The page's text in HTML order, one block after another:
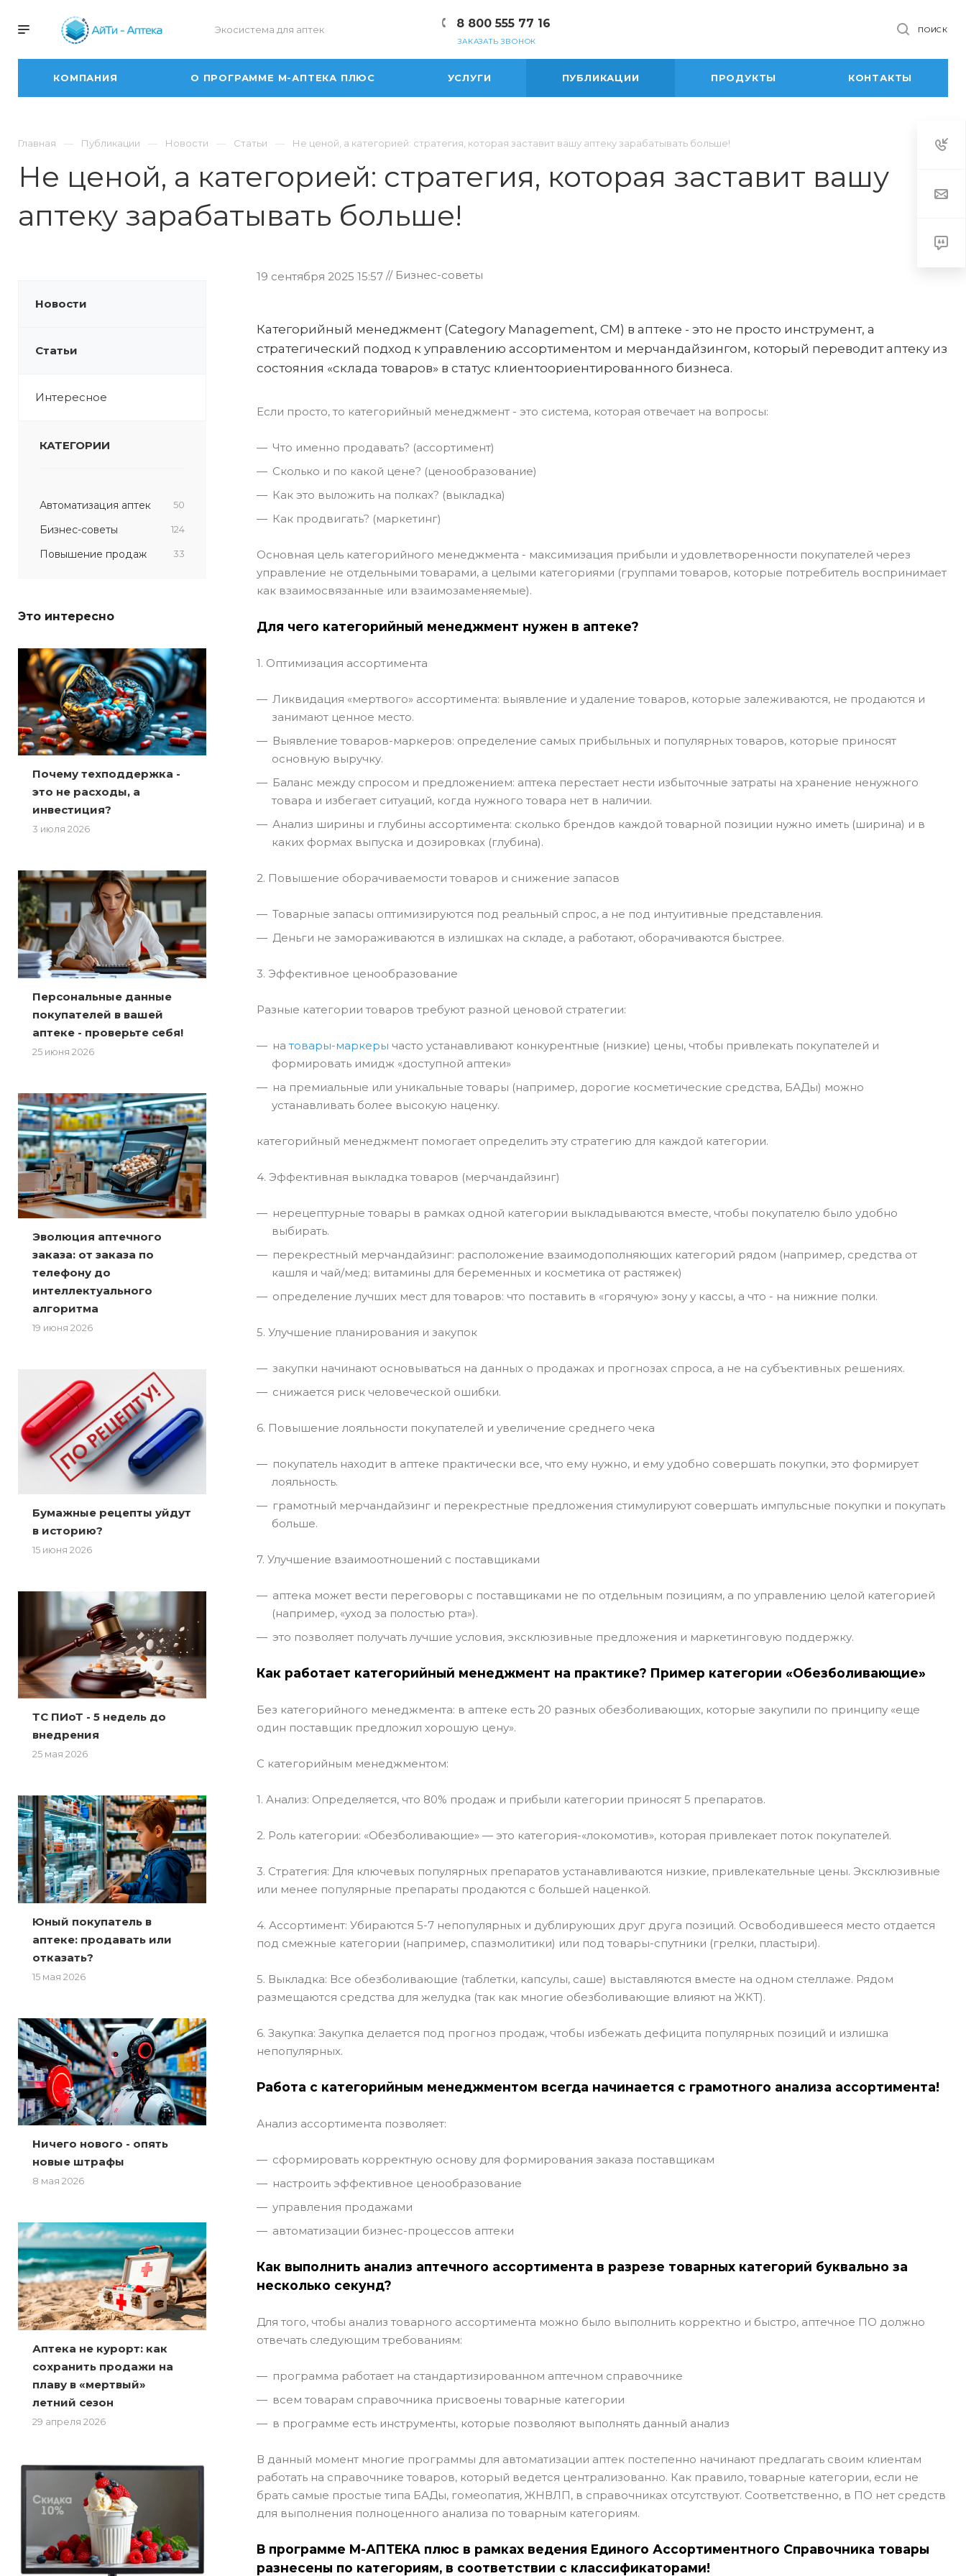
Экосистема для аптек 8 800 555 77 16
ЗАКАЗАТЬ ЗВОНОК
ПОИСК
КОМПАНИЯ О ПРОГРАММЕ М-АПТЕКА ПЛЮС УСЛУГИ ПУБЛИКАЦИИ ПРОДУКТЫ КОНТАКТЫ
Главная Публикации Новости Статьи Не ценой, а категорией: стратегия, которая заставит вашу аптеку зарабатывать больше!
Не ценой, а категорией: стратегия, которая заставит вашу
аптеку зарабатывать больше!
Новости
Статьи
Интересное
КАТЕГОРИИ
Автоматизация аптек 50
Бизнес-советы 124
Повышение продаж 33
Это интересно
Почему техподдержка -
это не расходы, а
инвестиция?
3 июля 2026
Персональные данные
покупателей в вашей
аптеке - проверьте себя!
25 июня 2026
Эволюция аптечного
заказа: от заказа по
телефону до
интеллектуального
алгоритма
19 июня 2026
Бумажные рецепты уйдут
в историю?
15 июня 2026
ТС ПИоТ - 5 недель до
внедрения
25 мая 2026
Юный покупатель в
аптеке: продавать или
отказать?
15 мая 2026
Ничего нового - опять
новые штрафы
8 мая 2026
Аптека не курорт: как
сохранить продажи на
плаву в «мертвый»
летний сезон
29 апреля 2026
19 сентября 2025 15:57 // Бизнес-советы
Категорийный менеджмент (Category Management, CM) в аптеке - это не просто инструмент, а
стратегический подход к управлению ассортиментом и мерчандайзингом, который переводит аптеку из
состояния «склада товаров» в статус клиентоориентированного бизнеса.
Если просто, то категорийный менеджмент - это система, которая отвечает на вопросы:
Что именно продавать? (ассортимент)
Сколько и по какой цене? (ценообразование)
Как это выложить на полках? (выкладка)
Как продвигать? (маркетинг)
Основная цель категорийного менеджмента - максимизация прибыли и удовлетворенности покупателей через
управление не отдельными товарами, а целыми категориями (группами товаров, которые потребитель воспринимает
как взаимосвязанные или взаимозаменяемые).
Для чего категорийный менеджмент нужен в аптеке?
1. Оптимизация ассортимента
Ликвидация «мертвого» ассортимента: выявление и удаление товаров, которые залеживаются, не продаются и
занимают ценное место.
Выявление товаров-маркеров: определение самых прибыльных и популярных товаров, которые приносят
основную выручку.
Баланс между спросом и предложением: аптека перестает нести избыточные затраты на хранение ненужного
товара и избегает ситуаций, когда нужного товара нет в наличии.
Анализ ширины и глубины ассортимента: сколько брендов каждой товарной позиции нужно иметь (ширина) и в
каких формах выпуска и дозировках (глубина).
2. Повышение оборачиваемости товаров и снижение запасов
Товарные запасы оптимизируются под реальный спрос, а не под интуитивные представления.
Деньги не замораживаются в излишках на складе, а работают, оборачиваются быстрее.
3. Эффективное ценообразование
Разные категории товаров требуют разной ценовой стратегии:
на товары-маркеры часто устанавливают конкурентные (низкие) цены, чтобы привлекать покупателей и
формировать имидж «доступной аптеки»
на премиальные или уникальные товары (например, дорогие косметические средства, БАДы) можно
устанавливать более высокую наценку.
категорийный менеджмент помогает определить эту стратегию для каждой категории.
4. Эффективная выкладка товаров (мерчандайзинг)
нерецептурные товары в рамках одной категории выкладываются вместе, чтобы покупателю было удобно
выбирать.
перекрестный мерчандайзинг: расположение взаимодополняющих категорий рядом (например, средства от
кашля и чай/мед; витамины для беременных и косметика от растяжек)
определение лучших мест для товаров: что поставить в «горячую» зону у кассы, а что - на нижние полки.
5. Улучшение планирования и закупок
закупки начинают основываться на данных о продажах и прогнозах спроса, а не на субъективных решениях.
снижается риск человеческой ошибки.
6. Повышение лояльности покупателей и увеличение среднего чека
покупатель находит в аптеке практически все, что ему нужно, и ему удобно совершать покупки, это формирует
лояльность.
грамотный мерчандайзинг и перекрестные предложения стимулируют совершать импульсные покупки и покупать
больше.
7. Улучшение взаимоотношений с поставщиками
аптека может вести переговоры с поставщиками не по отдельным позициям, а по управлению целой категорией
(например, «уход за полостью рта»).
это позволяет получать лучшие условия, эксклюзивные предложения и маркетинговую поддержку.
Как работает категорийный менеджмент на практике? Пример категории «Обезболивающие»
Без категорийного менеджмента: в аптеке есть 20 разных обезболивающих, которые закупили по принципу «еще
один поставщик предложил хорошую цену».
С категорийным менеджментом:
1. Анализ: Определяется, что 80% продаж и прибыли категории приносят 5 препаратов.
2. Роль категории: «Обезболивающие» — это категория-«локомотив», которая привлекает поток покупателей.
3. Стратегия: Для ключевых популярных препаратов устанавливаются низкие, привлекательные цены. Эксклюзивные
или менее популярные препараты продаются с большей наценкой.
4. Ассортимент: Убираются 5-7 непопулярных и дублирующих друг друга позиций. Освободившееся место отдается
под смежные категории (например, спазмолитики) или под товары-спутники (грелки, пластыри).
5. Выкладка: Все обезболивающие (таблетки, капсулы, саше) выставляются вместе на одном стеллаже. Рядом
размещаются средства для желудка (так как многие обезболивающие влияют на ЖКТ).
6. Закупка: Закупка делается под прогноз продаж, чтобы избежать дефицита популярных позиций и излишка
непопулярных.
Работа с категорийным менеджментом всегда начинается с грамотного анализа ассортимента!
Анализ ассортимента позволяет:
сформировать корректную основу для формирования заказа поставщикам
настроить эффективное ценообразование
управления продажами
автоматизации бизнес-процессов аптеки
Как выполнить анализ аптечного ассортимента в разрезе товарных категорий буквально за
несколько секунд?
Для того, чтобы анализ товарного ассортимента можно было выполнить корректно и быстро, аптечное ПО должно
отвечать следующим требованиям:
программа работает на стандартизированном аптечном справочнике
всем товарам справочника присвоены товарные категории
в программе есть инструменты, которые позволяют выполнять данный анализ
В данный момент многие программы для автоматизации аптек постепенно начинают предлагать своим клиентам
работать на справочнике товаров, который ведется централизованно. Как правило, товарные категории, если не
брать самые простые типа БАДы, гомеопатия, ЖНВЛП, в справочниках отсутствуют. Соответственно, в ПО нет средств
для выполнения полноценного анализа по товарным категориям.
В программе М-АПТЕКА плюс в рамках ведения Единого Ассортиментного Справочника товары
разнесены по категориям, в соответствии с классификаторами!